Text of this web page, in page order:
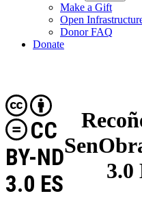
Make a Gift
Open
Donor FAQ
Donate
3.0
CC
BY-ND
3.0 ES